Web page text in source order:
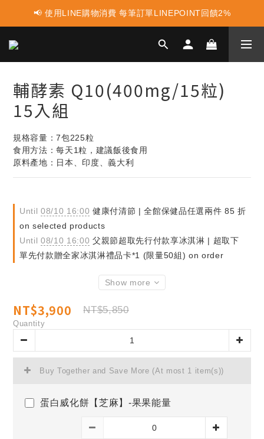
📢 蛋白點心新上市 ! 點這裡享優惠👈
📢 使用LINE購物消費 每筆訂單LINEPOINT回饋2%
📢 蛋白點心新上市 ! 點這裡享優惠👈
輔酵素 Q10(400mg/15粒)
15入組
規格容量：7包225粒
食用方法：每天1粒，建議飯後食用
原料產地：日本、印度、義大利
Until 08/10 16:00 健康付清節 | 全館保健品任選兩件 85 折
on selected products
Until 08/10 16:00 父親節超取先行付款享冰淇淋 | 超取下
單先付款贈全家冰淇淋禮品卡*1 (限量50組) on order
Show more
NT$3,900 NT$5,850
Quantity
Buy Together and Save More (At most 1 item(s))
蛋白威化餅【芝麻】-果果能量